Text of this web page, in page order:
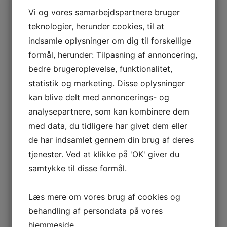
Det er selvsagt vigtigt at vi har dygtige undervisere
performance og på måling af deltagernes tilfredshed
retter imidlertid perspektivet et helt forkert sted hen,
nemlig på undervisernes præstation fremfor
deltagernes læreprocesser. Ja vi tvinger jo nærmest
underviserne til at fokusere på at tage sig godt ud og
’score højt’, fremfor at udfordre deltagerne. Og det
er dokumenteret mange gange at der IKKE er nogen
sammenhæng mellem deltagernes tilfredshed og så
deres læring og anvendelse af det lærte, endsige
den organisatoriske effekt. Så skal vi vurdere
underviserne, så skal det være på den læring og
effekt de skaber, ikke på deltagernes tilfredshed!
evaluere effekten af kurser
Vi og vores samarbejdspartnere bruger
teknologier, herunder cookies, til at
indsamle oplysninger om dig til forskellige
formål, herunder: Tilpasning af annoncering,
bedre brugeroplevelse, funktionalitet,
statistik og marketing. Disse oplysninger
kan blive delt med annoncerings- og
analysepartnere, som kan kombinere dem
med data, du tidligere har givet dem eller
de har indsamlet gennem din brug af deres
tjenester. Ved at klikke på 'OK' giver du
samtykke til disse formål.
Læs mere om vores brug af cookies og
behandling af persondata på vores
hjemmeside.